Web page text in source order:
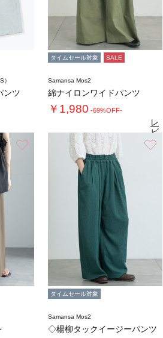
）
ンツ
タイムセール対象 SALE
Samansa Mos2
綿ナイロンワイドパンツ
￥1,980 -69%OFF-
4.6
レ
ビ
ュ
ー
タイムセール対象
Samansa Mos2
◇楊柳タックイージーパンツ